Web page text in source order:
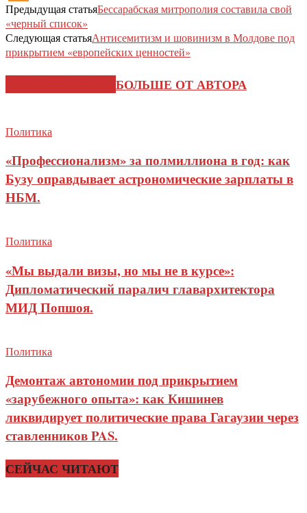
Предыдущая статьяБессарабская митрополия составила свой
«черный список»
Следующая статьяАнтисемитизм и шовинизм в Молдове под
прикрытием «европейских ценностей»
БОЛЬШЕ ОТ АВТОРА
Политика
«Профессионализм» за полмиллиона в год: как
Бузу оправдывает астрономические зарплаты в
НБМ.
Политика
«Мы выдали визы, но мы не в курсе»:
Дипломатический паралич главархитектора
МИД Попшоя.
Политика
Демонтаж автономии под прикрытием
«зарубежного опыта»: как Кишинев
ликвидирует политические права Гагаузии через
ставленников PAS.
СЕЙЧАС ЧИТАЮТ